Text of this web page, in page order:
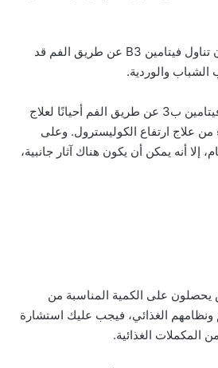
وأظهرت الدراسات أيضًا أن تناول فيتامين B3 عن طريق الفم قد
والوردية.
وفقًا لمايو كلينك، يوصف فيتامين ب3 عن طريق الفم أحيانًا لعلاج
علاج ارتفاع الكوليسترول. وعلى
إلا أنه يمكن أن يكون هناك آثار جانبية،
على الكمية المناسبة من
ونظامهم الغذائي، فيجب عليك استشارة
المكملات الغذائية.